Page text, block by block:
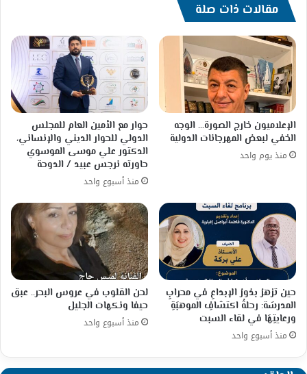
مقالات ذات صلة
الإعلاميون خارج الصورة… الوجه
الخفي لبعض المهرجانات الدولية
منذ يوم واحد
حوار مع الأمين العام للمجلس
الدولي للحوار الديني والإنساني،
الدكتور علي موسى الموسوي
حاورته نرجس عبيد / الدوحة
منذ أسبوع واحد
حين تزهرُ بذورُ الإبداعِ في محرابِ
المدرسَة: رحلةُ اكتشافِ الموهبَةِ
ورعايتِهَا في لقاء السبت
منذ أسبوع واحد
لحن القلوب في عروس البحر.. عبق
حيفا ونكهات الجليل
منذ أسبوع واحد